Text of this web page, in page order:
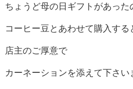
ちょうど母の日ギフトがあった
コーヒー豆とあわせて購入する
店主のご厚意で
カーネーションを添えて下さい